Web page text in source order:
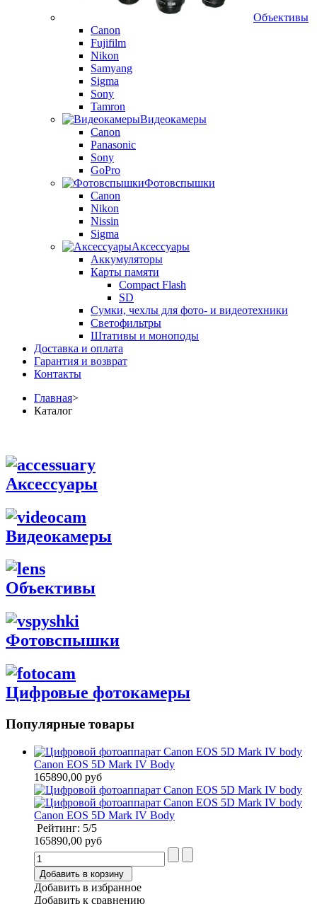
Объективы
Canon
Fujifilm
Nikon
Samyang
Sigma
Sony
Tamron
Видеокамеры
Canon
Panasonic
Sony
GoPro
Фотовспышки
Canon
Nikon
Nissin
Sigma
Аксессуары
Аккумуляторы
Карты памяти
Compact Flash
SD
Сумки, чехлы для фото- и видеотехники
Светофильтры
Штативы и моноподы
Доставка и оплата
Гарантия и возврат
Контакты
Главная>
Каталог
Аксессуары
Видеокамеры
Объективы
Фотовспышки
Цифровые фотокамеры
Популярные товары
Canon EOS 5D Mark IV Body
165890,00 руб
Canon EOS 5D Mark IV Body
Рейтинг: 5/5
165890,00 руб
Добавить в корзину
Добавить в избранное
Добавить к сравнению